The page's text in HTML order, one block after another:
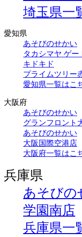
埼玉県一
愛知県
あそびのせかい
タカシマヤ ゲ
キドキド
プライムツリー
愛知県一覧はこ
大阪府
あそびのせかい
グランフロント
あそびのせかい
大阪国際空港店
大阪府一覧はこ
兵庫県
あそびの
学園南店
兵庫県一